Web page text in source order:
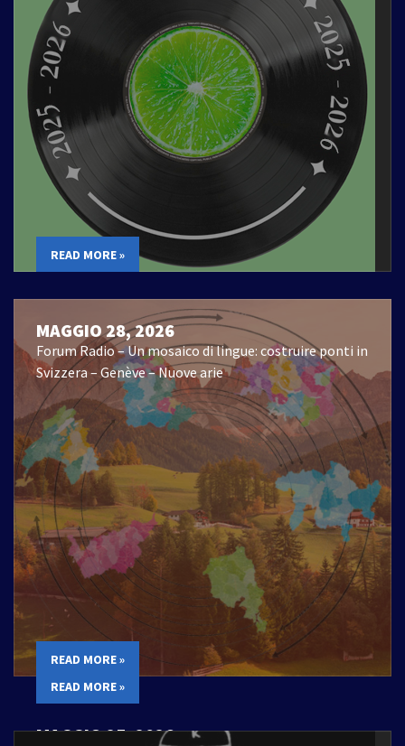
READ MORE »
MAGGIO 28, 2026
Forum Radio – Un mosaico di lingue: costruire ponti in
Svizzera – Genève – Nuove arie
READ MORE »
MAGGIO 25, 2026
READ MORE »